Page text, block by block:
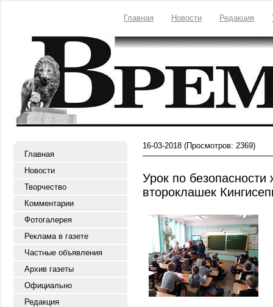
Главная Новости Редакция
Главная
Новости
Творчество
Комментарии
Фотогалерея
Реклама в газете
Частные объявления
Архив газеты
Официально
Редакция
16-03-2018 (Просмотров: 2369)
Урок по безопасности
второклашек